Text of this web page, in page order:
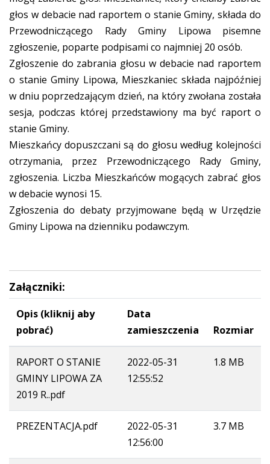
głos w debacie nad raportem o stanie Gminy, składa do
Przewodniczącego Rady Gminy Lipowa pisemne
zgłoszenie, poparte podpisami co najmniej 20 osób.
Zgłoszenie do zabrania głosu w debacie nad raportem
o stanie Gminy Lipowa, Mieszkaniec składa najpóźniej
w dniu poprzedzającym dzień, na który zwołana została
sesja, podczas której przedstawiony ma być raport o
stanie Gminy.
Mieszkańcy dopuszczani są do głosu według kolejności
otrzymania, przez Przewodniczącego Rady Gminy,
zgłoszenia. Liczba Mieszkańców mogących zabrać głos
w debacie wynosi 15.
Zgłoszenia do debaty przyjmowane będą w Urzędzie
Gminy Lipowa na dzienniku podawczym.
Załączniki:
Opis (kliknij aby
pobrać)
Data
zamieszczenia
Rozmiar
RAPORT O STANIE
GMINY LIPOWA ZA
2019 R..pdf
2022-05-31
12:55:52
1.8 MB
PREZENTACJA.pdf
2022-05-31
12:56:00
3.7 MB